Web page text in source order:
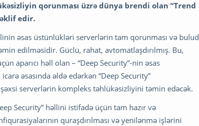
qorunması üzrə dünya brendi olan “Trend
edir.
əsas üstünlükləri serverlərin tam qorunması və bulud
edilməsidir. Güclü, rahat, avtomatlaşdırılmış. Bu,
aparıcı həll olan – “Deep Security”-nin əsas
əsasında əldə edərkən “Deep Security”
serverlərin kompleks təhlükəsizliyini təmin edəcək.
Security” həllini istifadə üçün tam hazır və
quraşdırılması və yenilənmə işlərini